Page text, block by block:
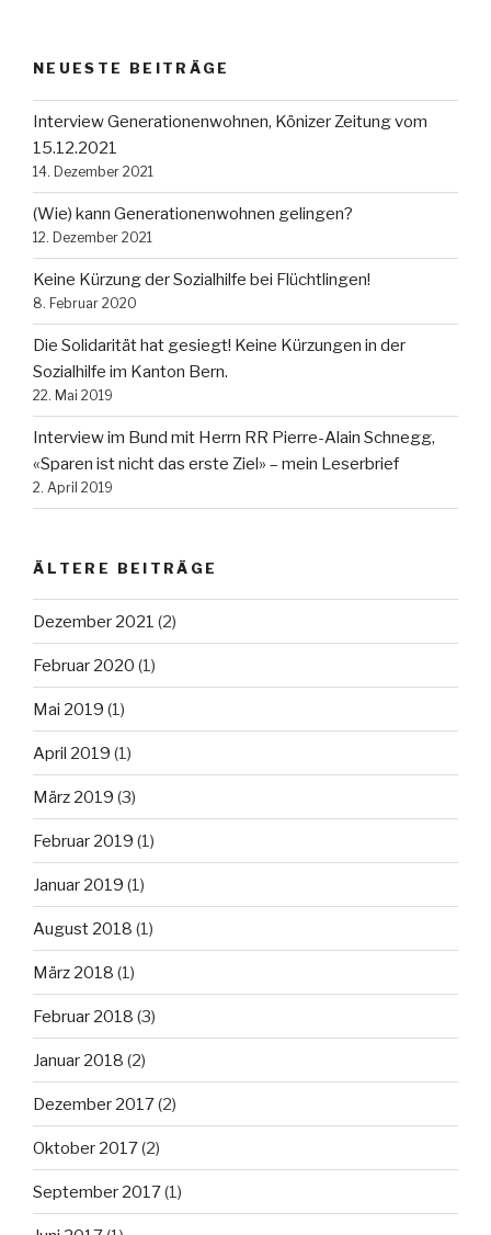
NEUESTE BEITRÄGE
Interview Generationenwohnen, Könizer Zeitung vom
15.12.2021
14. Dezember 2021
(Wie) kann Generationenwohnen gelingen?
12. Dezember 2021
Keine Kürzung der Sozialhilfe bei Flüchtlingen!
8. Februar 2020
Die Solidarität hat gesiegt! Keine Kürzungen in der
Sozialhilfe im Kanton Bern.
22. Mai 2019
Interview im Bund mit Herrn RR Pierre-Alain Schnegg,
«Sparen ist nicht das erste Ziel» – mein Leserbrief
2. April 2019
ÄLTERE BEITRÄGE
Dezember 2021 (2)
Februar 2020 (1)
Mai 2019 (1)
April 2019 (1)
März 2019 (3)
Februar 2019 (1)
Januar 2019 (1)
August 2018 (1)
März 2018 (1)
Februar 2018 (3)
Januar 2018 (2)
Dezember 2017(2)
Oktober 2017(2)
September 2017(1)